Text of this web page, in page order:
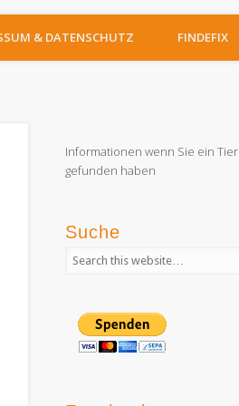
& DATENSCHUTZ FINDEFIX
Informationen wenn Sie ein Tier
gefunden haben
Suche